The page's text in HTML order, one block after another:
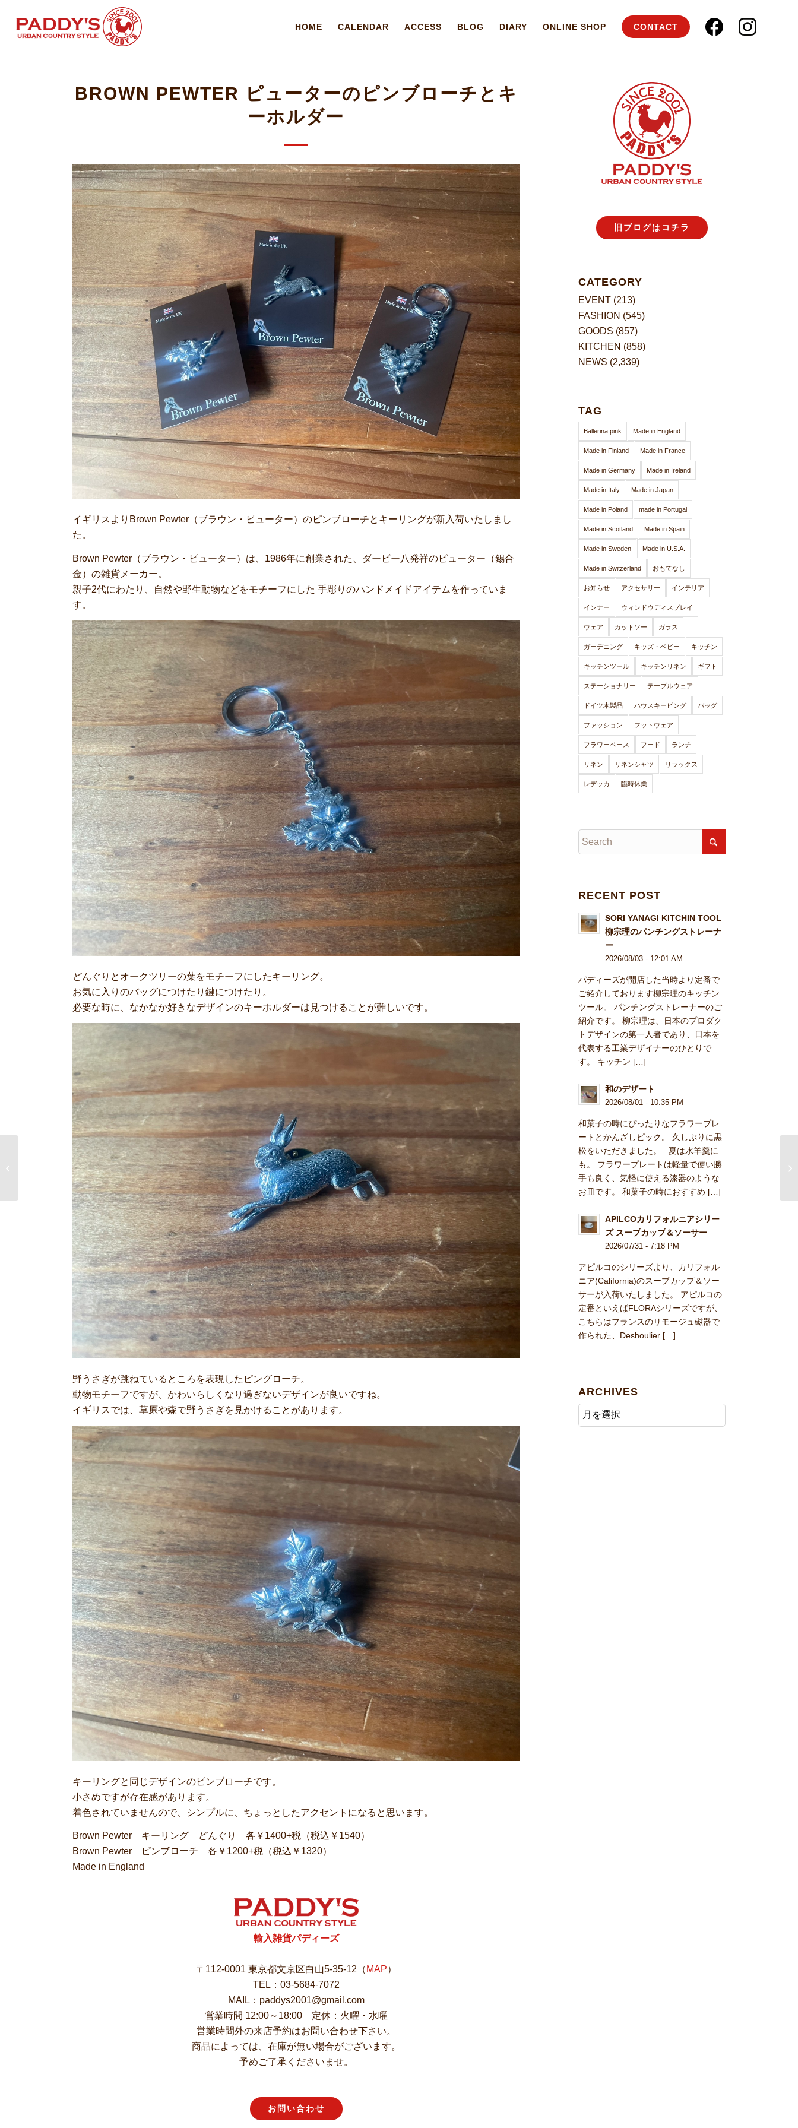
HOME CALENDAR ACCESS BLOG DIARY ONLINE SHOP CONTACT
BROWN PEWTER ピューターのピンブローチとキ
ーホルダー
イギリスよりBrown Pewter（ブラウン・ピューター）のピンブローチとキーリングが新入荷いたしまし
た。
Brown Pewter（ブラウン・ピューター）は、1986年に創業された、ダービー八発祥のピューター（錫合
金）の雑貨メーカー。
親子2代にわたり、自然や野生動物などをモチーフにした 手彫りのハンドメイドアイテムを作っていま
す。
どんぐりとオークツリーの葉をモチーフにしたキーリング。
お気に入りのバッグにつけたり鍵につけたり。
必要な時に、なかなか好きなデザインのキーホルダーは見つけることが難しいです。
野うさぎが跳ねているところを表現したピングローチ。
動物モチーフですが、かわいらしくなり過ぎないデザインが良いですね。
イギリスでは、草原や森で野うさぎを見かけることがあります。
キーリングと同じデザインのピンブローチです。
小さめですが存在感があります。
着色されていませんので、シンプルに、ちょっとしたアクセントになると思います。
Brown Pewter キーリング どんぐり 各￥1400+税（税込￥1540）
Brown Pewter ピンブローチ 各￥1200+税（税込￥1320）
Made in England
輸入雑貨パディーズ
〒112-0001 東京都文京区白山5-35-12（ MAP）
TEL：03-5684-7072
MAIL：paddys2001@gmail.com
営業時間 12:00～18:00 定休：火曜・水曜
営業時間外の来店予約はお問い合わせ下さい。
商品によっては、在庫が無い場合がございます。
予めご了承くださいませ。
お問い合わせ
旧ブログはコチラ
CATEGORY
EVENT (213)
FASHION (545)
GOODS (857)
KITCHEN (858)
NEWS (2,339)
TAG
Ballerina pink Made in England
Made in Finland Made in France
Made in Germany Made in Ireland
Made in Italy Made in Japan
Made in Poland made in Portugal
Made in Scotland Made in Spain
Made in Sweden Made in U.S.A.
Made in Switzerland おもてなし
お知らせ アクセサリー インテリア
インナー ウィンドウディスプレイ
ウェア カットソー ガラス
ガーデニング キッズ・ベビー キッチン
キッチンツール キッチンリネン ギフト
ステーショナリー テーブルウェア
ドイツ木製品 ハウスキーピング バッグ
ファッション フットウェア
フラワーベース フード ランチ
リネン リネンシャツ リラックス
レデッカ 臨時休業
RECENT POST
SORI YANAGI KITCHIN TOOL
柳宗理のパンチングストレーナ
ー
2026/08/03 - 12:01 AM
パディーズが開店した当時より定番で
ご紹介しております柳宗理のキッチン
ツール。 パンチングストレーナーのご
紹介です。 柳宗理は、日本のプロダク
トデザインの第一人者であり、日本を
代表する工業デザイナーのひとりで
す。 キッチン […]
和のデザート
2026/08/01 - 10:35 PM
和菓子の時にぴったりなフラワープレ
ートとかんざしピック。 久しぶりに黒
松をいただきました。 夏は水羊羹に
も。 フラワープレートは軽量で使い勝
手も良く、気軽に使える漆器のような
お皿です。 和菓子の時におすすめ […]
APILCOカリフォルニアシリー
ズ スープカップ＆ソーサー
2026/07/31 - 7:18 PM
アピルコのシリーズより、カリフォル
ニア(California)のスープカップ＆ソー
サーが入荷いたしました。 アピルコの
定番といえばFLORAシリーズですが、
こちらはフランスのリモージュ磁器で
作られた、Deshoulier […]
ARCHIVES
Jean Dubost ミニサイ
ズのブレッドナイフ